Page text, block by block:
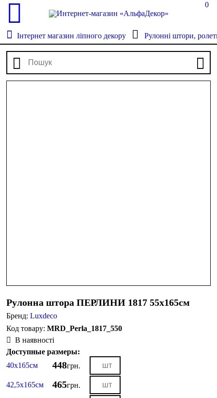
0
Інтернет магазин ліпного декору Рулонні штори,
Рулонна штора ПЕРЛИНИ 1817 55х165см
Бренд:Luxdeco
MRD_Perla_1817_550
В наявності
Доступные размеры:
40х165см
448грн.
42,5х165см 465грн.